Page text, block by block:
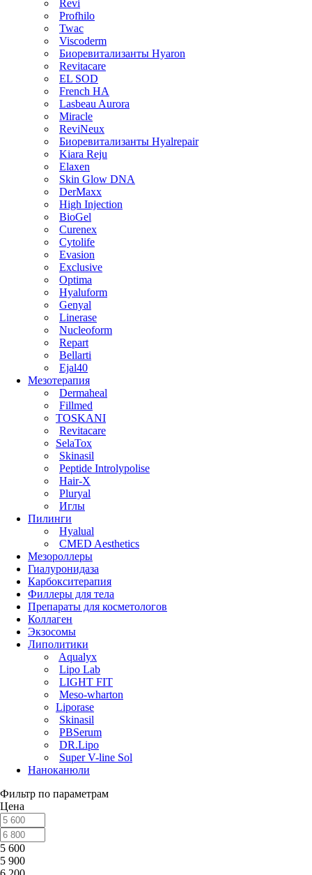
Revi
Profhilo
Twac
Viscoderm
Биоревитализанты Hyaron
Revitacare
EL SOD
French HA
Lasbeau Aurora
Miracle
ReviNeux
Биоревитализанты Hyalrepair
Kiara Reju
Elaxen
Skin Glow DNA
DerMaxx
High Injection
BioGel
Curenex
Cytolife
Evasion
Exclusive
Optima
Hyaluform
Genyal
Linerase
Nucleoform
Repart
Bellarti
Ejal40
Мезотерапия
Dermaheal
Fillmed
TOSKANI
Revitacare
SelaTox
Skinasil
Peptide Introlypolise
Hair-X
Pluryal
Иглы
Пилинги
Hyalual
CMED Aesthetics
Мезороллеры
Гиалуронидаза
Карбокситерапия
Филлеры для тела
Препараты для косметологов
Коллаген
Экзосомы
Липолитики
Aqualyx
Lipo Lab
LIGHT FIT
Meso-wharton
Liporase
Skinasil
PBSerum
DR.Lipo
Super V-line Sol
Наноканюли
Фильтр по параметрам
Цена
5 600
5 900